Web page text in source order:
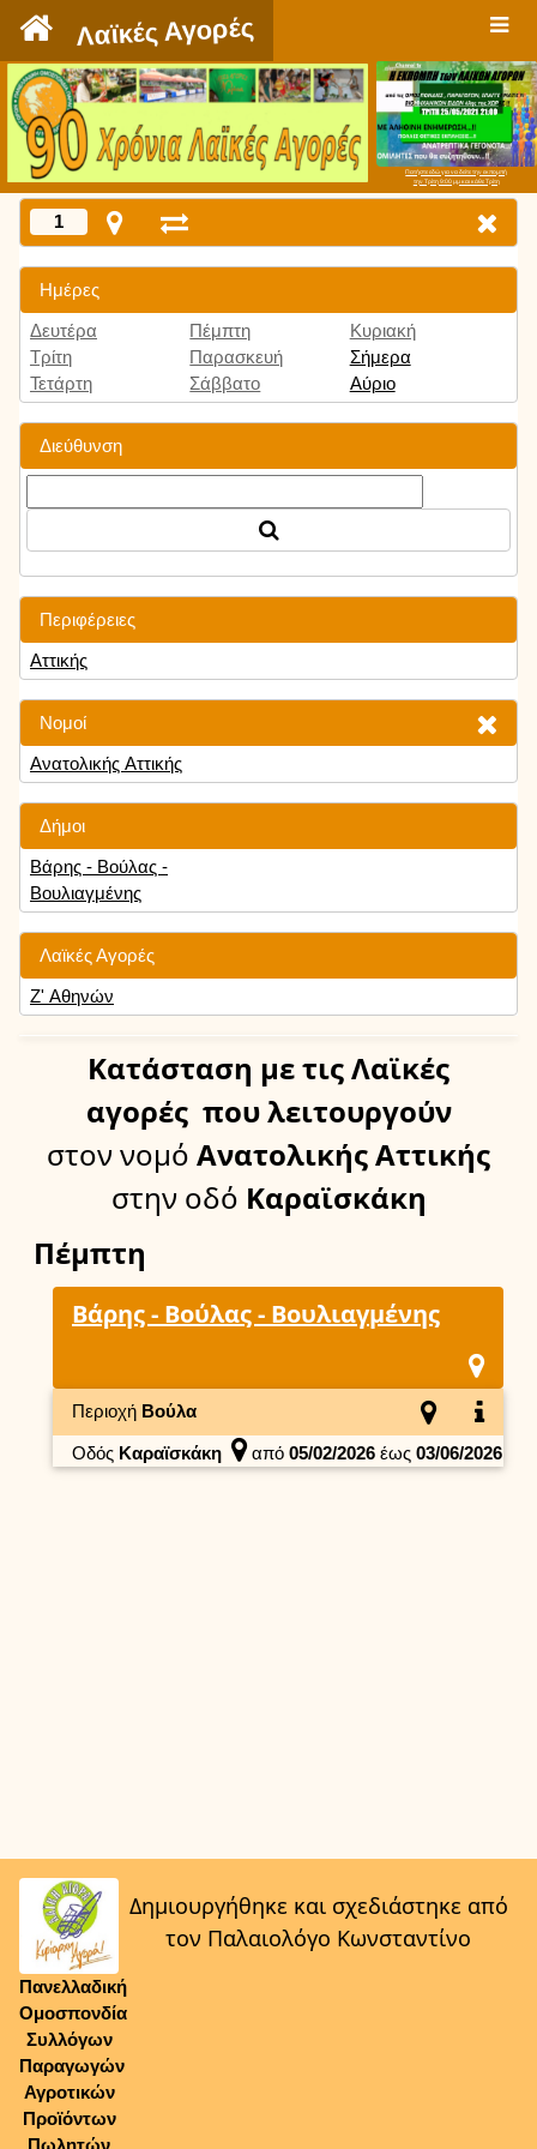
Λαϊκές Αγορές
Πατήστε εδώ για να δείτε την εκπομπή
την Τρίτη 9:00 μμ και κάθε Τρίτη
1
Ημέρες
Δευτέρα
Τρίτη
Τετάρτη
Πέμπτη
Παρασκευή
Σάββατο
Κυριακή
Σήμερα
Αύριο
Διεύθυνση
Περιφέρειες
Αττικής
Νομοί
Ανατολικής Αττικής
Δήμοι
Βάρης - Βούλας -
Βουλιαγμένης
Λαϊκές Αγορές
Ζ' Αθηνών
Κατάσταση με τις Λαϊκές
αγορές που λειτουργούν
στον νομό Ανατολικής Αττικής
στην οδό Καραϊσκάκη
Πέμπτη
Βάρης - Βούλας - Βουλιαγμένης
Περιοχή Βούλα
Οδός Καραϊσκάκη από 05/02/2026 έως 03/06/2026
Πανελλαδική
Ομοσπονδία
Συλλόγων
Παραγωγών
Αγροτικών
Προϊόντων
Πωλητών
Δημιουργήθηκε και σχεδιάστηκε από
τον Παλαιολόγο Κωνσταντίνο